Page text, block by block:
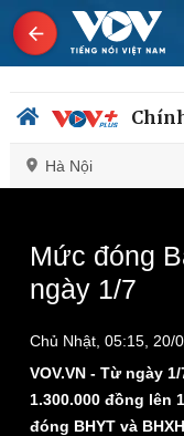
Hà Nội
Chính trị
Đảng
Quốc hội
Nhận diện sự thật
window.server or
Mức đóng
ngày 1/7
Chủ Nhật, 05:15, 20/
VOV.VN - Từ ngày
1.300.000 đồng lên
đóng BHYT và